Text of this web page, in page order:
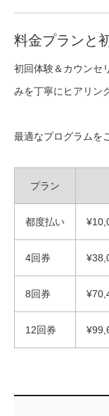
料金プランと
初回体験＆カウンセ
みを丁寧にヒアリン
最適なプログラムを
プラン
都度払い
4回券
8回券
12回券